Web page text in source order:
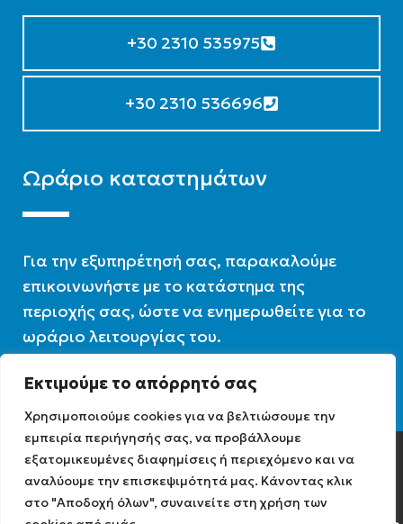
Εκτιμούμε το απόρρητό σας
Χρησιμοποιούμε cookies για να βελτιώσουμε την
εμπειρία περιήγησής σας, να προβάλλουμε
εξατομικευμένες διαφημίσεις ή περιεχόμενο και να
αναλύουμε την επισκεψιμότητά μας. Κάνοντας κλικ
στο "Αποδοχή όλων", συναινείτε στη χρήση των
+30 2310 535975
+30 2310 536696
Ωράριο καταστημάτων
Για την εξυπηρέτησή σας, παρακαλούμε
επικοινωνήστε με το κατάστημα της
περιοχής σας, ώστε να ενημερωθείτε για το
ωράριο λειτουργίας του.
Ωράριο λειτουργίας : 07:30 – 16:00
Diathermiki.gr © 2022